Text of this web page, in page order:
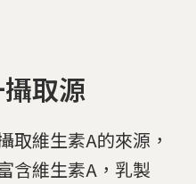
取源
取維生素A的來源，
含維生素A，乳製